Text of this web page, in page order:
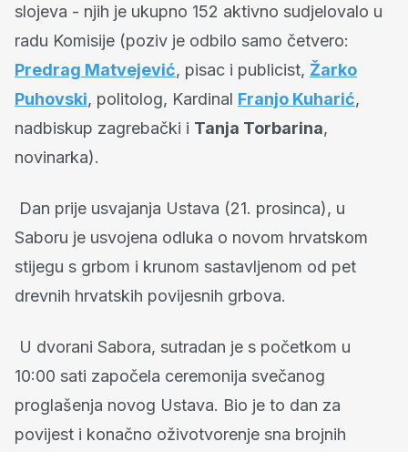
slojeva - njih je ukupno 152 aktivno sudjelovalo u
radu Komisije (poziv je odbilo samo četvero:
Predrag Matvejević, pisac i publicist, Žarko
Puhovski, politolog, Kardinal Franjo Kuharić,
nadbiskup zagrebački i Tanja Torbarina,
novinarka).
Dan prije usvajanja Ustava (21. prosinca), u
Saboru je usvojena odluka o novom hrvatskom
stijegu s grbom i krunom sastavljenom od pet
drevnih hrvatskih povijesnih grbova.
U dvorani Sabora, sutradan je s početkom u
10:00 sati započela ceremonija svečanog
proglašenja novog Ustava. Bio je to dan za
povijest i konačno oživotvorenje sna brojnih